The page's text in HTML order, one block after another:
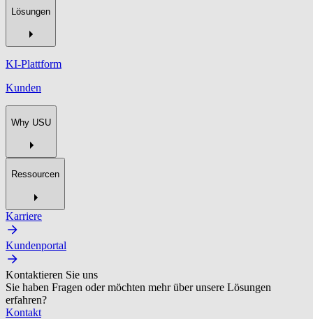
Lösungen
KI-Plattform
Kunden
Why USU
Ressourcen
Karriere
Kundenportal
Kontaktieren Sie uns
Sie haben Fragen oder möchten mehr über unsere Lösungen
erfahren?
Kontakt